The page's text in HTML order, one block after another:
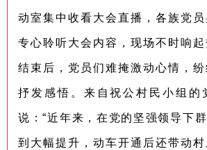
动室集中收看大会直播，各族党员
专心聆听大会内容，现场不时响
结束后，党员们难掩激动心情，
抒发感悟。来自祝公村民小组的
说：“近年来，在党的坚强领导下
到大幅提升，动车开通后还带动村